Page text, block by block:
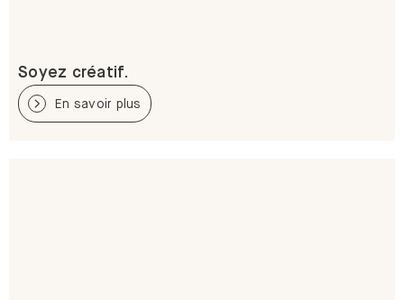
Soyez créatif.
En savoir plus